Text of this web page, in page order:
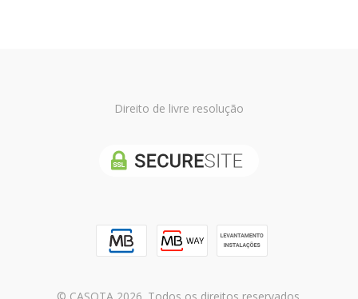
Direito de livre resolução